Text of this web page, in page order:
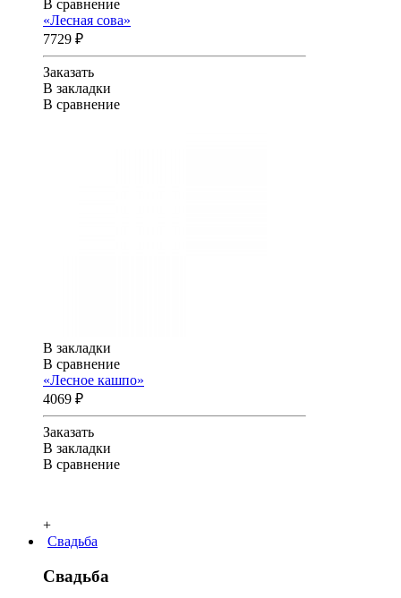
В сравнение
«Лесная сова»
7729 ₽
Заказать
В закладки
В сравнение
В закладки
В сравнение
«Лесное кашпо»
4069 ₽
Заказать
В закладки
В сравнение
+
Свадьба
Свадьба